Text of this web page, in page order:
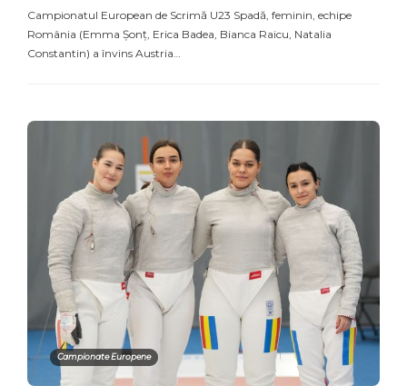
Campionatul European de Scrimă U23 Spadă, feminin, echipe
România (Emma Șonț, Erica Badea, Bianca Raicu, Natalia
Constantin) a învins Austria…
Campionate Europene